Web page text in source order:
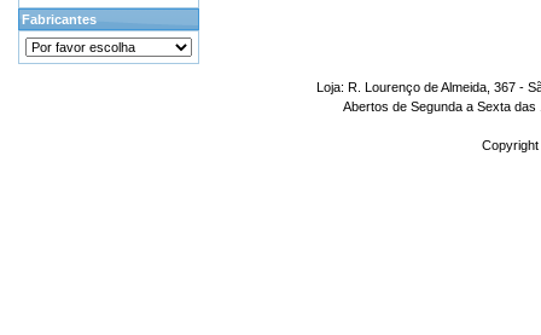
Fabricantes
Loja: R. Lourenço de Almeida, 367 -
Abertos de Segunda a Sexta